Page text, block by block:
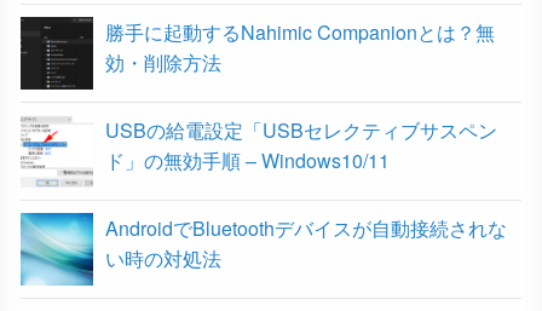
k
勝手に起動するNahimic Companionとは？無
効・削除方法
USBの給電設定「USBセレクティブサスペン
ド」の無効手順 – Windows10/11
AndroidでBluetoothデバイスが自動接続されな
い時の対処法